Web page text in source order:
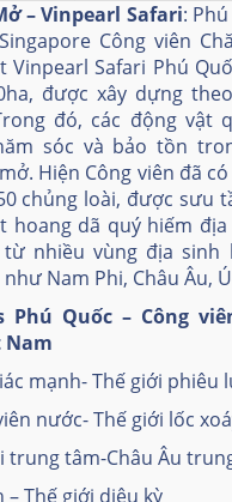
– Vinpearl Safari:
Công viên
Vinpearl Safari Phú
được xây dựng
đó, các động vật
sóc và bảo tồn
Hiện Công viên đã
chủng loài, được sưu
hoang dã quý hiếm
nhiều vùng địa sinh
Nam Phi, Châu Âu,
Phú Quốc – Công
mạnh- Thế giới phiêu
nước- Thế giới lốc
trung tâm-Châu Âu
– Thế giới diệu kỳ